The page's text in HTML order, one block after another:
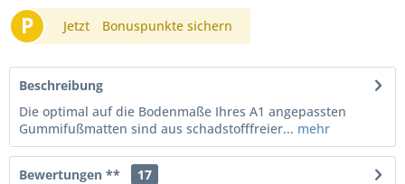
P Jetzt Bonuspunkte sichern
Beschreibung
Die optimal auf die Bodenmaße Ihres A1 angepassten
Gummifußmatten sind aus schadstofffreier... mehr
Bewertungen **
17